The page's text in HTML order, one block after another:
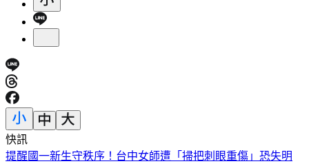
快訊
行政院停電40分鐘！員工揮扇好熱 藍委批「城鎮韌性」大破